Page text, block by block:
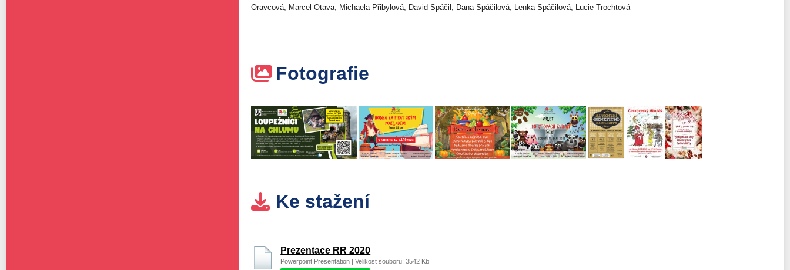
Oravcová, Marcel Otava, Michaela Přibylová, David Spáčil, Dana Spáčilová, Lenka Spáčilová, Lucie Trochtová
Fotografie
Ke stažení
Prezentace RR 2020
Powerpoint Presentation | Velikost souboru: 3542 Kb